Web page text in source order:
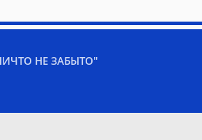
НЕ ЗАБЫТО"